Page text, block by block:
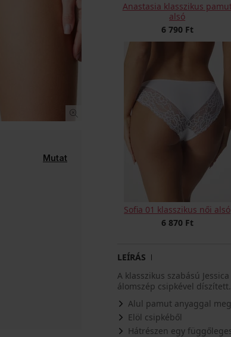
Mutat
Anastasia klasszikus
alsó
6 790 Ft
Sofia 01 klasszikus női alsó
6 870 Ft
LEÍRÁS
A klasszikus szabású
álomszép csipkével
Alul pamut anyaggal
Elöl csipkéből
Hátrészen egy